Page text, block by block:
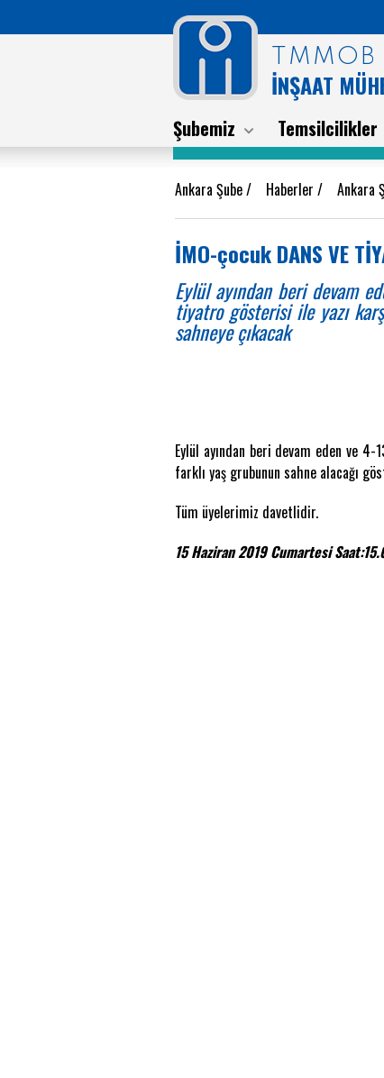
TMMOB
İNŞAAT
Şubemiz Temsilcilikler
Ankara Şube/ Haberler / Ankara
İMO-çocuk DANS VE
Eylül ayından beri devam
tiyatro gösterisi ile yazı
sahneye çıkacak
Eylül ayından beri devam eden ve
farklı yaş grubunun sahne alacağı
Tüm üyelerimiz davetlidir.
15 Haziran 2019 Cumartesi